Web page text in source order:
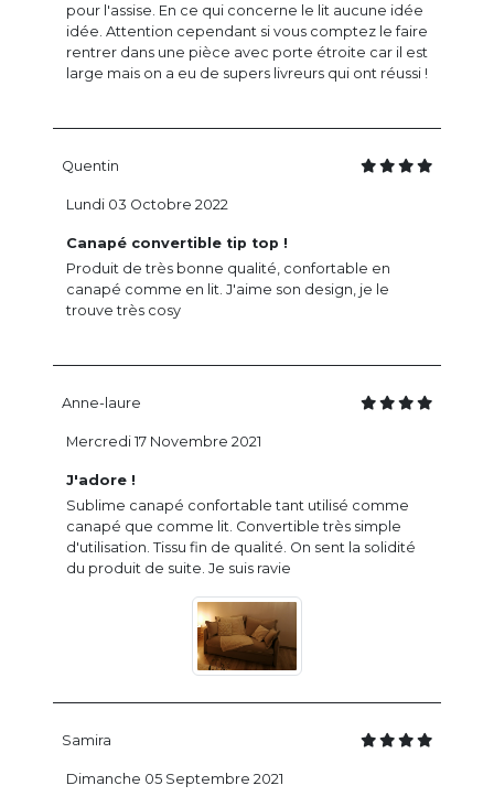
pour l'assise. En ce qui concerne le lit aucune idée
idée. Attention cependant si vous comptez le faire
rentrer dans une pièce avec porte étroite car il est
large mais on a eu de supers livreurs qui ont réussi !
Quentin
Canapé convertible tip top !
Produit de très bonne qualité, confortable en
canapé comme en lit. J'aime son design, je le
trouve très cosy
Lundi 03 Octobre 2022
Anne-laure
J'adore !
Sublime canapé confortable tant utilisé comme
canapé que comme lit. Convertible très simple
d'utilisation. Tissu fin de qualité. On sent la solidité
du produit de suite. Je suis ravie
Mercredi 17 Novembre 2021
Samira
Dimanche 05 Septembre 2021